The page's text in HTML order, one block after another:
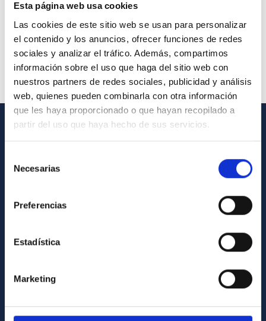
Esta página web usa cookies
Las cookies de este sitio web se usan para personalizar
el contenido y los anuncios, ofrecer funciones de redes
sociales y analizar el tráfico. Además, compartimos
información sobre el uso que haga del sitio web con
nuestros partners de redes sociales, publicidad y análisis
web, quienes pueden combinarla con otra información
que les haya proporcionado o que hayan recopilado a
partir del uso que haya hecho de sus servicios.
Necesarias
Preferencias
Estadística
Marketing
Contacto
Directorio de personal
Registro general
INFORMACIÓN INSTITUCIONAL